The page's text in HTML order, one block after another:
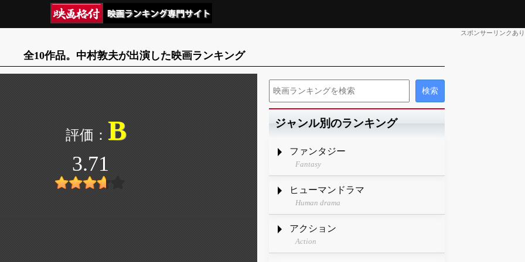
スポンサーリンクあり
全10作品。中村敦夫が出演した映画ランキング
B
3.71
ジャンル別のランキング
ファンタジー
Fantasy
ヒューマンドラマ
Human drama
アクション
Action